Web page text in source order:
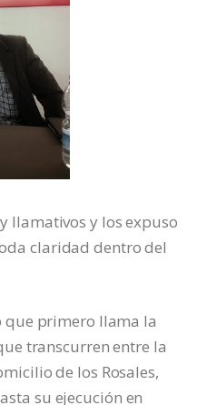
llamativos y los expuso
claridad dentro del
que primero llama la
transcurren entre la
de los Rosales,
su ejecución en